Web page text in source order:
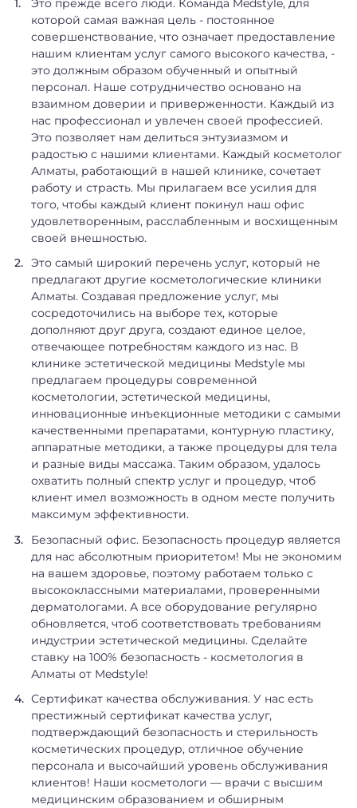
которой самая важная цель - постоянное
совершенствование, что означает предоставление
нашим клиентам услуг самого высокого качества, -
это должным образом обученный и опытный
персонал. Наше сотрудничество основано на
взаимном доверии и приверженности. Каждый из
нас профессионал и увлечен своей профессией.
Это позволяет нам делиться энтузиазмом и
радостью с нашими клиентами. Каждый косметолог
Алматы, работающий в нашей клинике, сочетает
работу и страсть. Мы прилагаем все усилия для
того, чтобы каждый клиент покинул наш офис
удовлетворенным, расслабленным и восхищенным
своей внешностью.
Это самый широкий перечень услуг, который не
предлагают другие косметологические клиники
Алматы. Создавая предложение услуг, мы
сосредоточились на выборе тех, которые
дополняют друг друга, создают единое целое,
отвечающее потребностям каждого из нас. В
клинике эстетической медицины Medstyle мы
предлагаем процедуры современной
косметологии, эстетической медицины,
инновационные инъекционные методики с самыми
качественными препаратами, контурную пластику,
аппаратные методики, а также процедуры для тела
и разные виды массажа. Таким образом, удалось
охватить полный спектр услуг и процедур, чтоб
клиент имел возможность в одном месте получить
максимум эффективности.
Безопасный офис. Безопасность процедур является
для нас абсолютным приоритетом! Мы не экономим
на вашем здоровье, поэтому работаем только с
высококлассными материалами, проверенными
дерматологами. А все оборудование регулярно
обновляется, чтоб соответствовать требованиям
индустрии эстетической медицины. Сделайте
ставку на 100% безопасность - косметология в
Алматы от Medstyle!
Сертификат качества обслуживания. У нас есть
престижный сертификат качества услуг,
подтверждающий безопасность и стерильность
косметических процедур, отличное обучение
персонала и высочайший уровень обслуживания
клиентов! Наши косметологи — врачи с высшим
медицинским образованием и обширным